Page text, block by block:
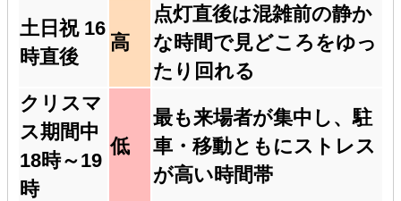
土日祝 16
時直後
高
点灯直後は混雑前の静か
な時間で見どころをゆっ
たり回れる
クリスマ
ス期間中
18時～19
時
低
最も来場者が集中し、駐
車・移動ともにストレス
が高い時間帯